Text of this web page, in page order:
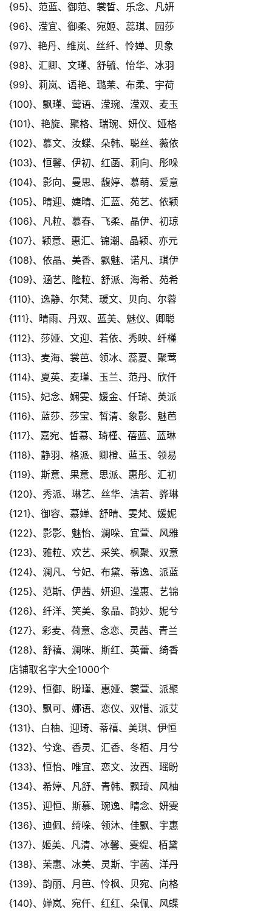
{95}、范蓝、御范、裳皙、乐念、凡妍
{96}、滢宜、御柔、宛姬、蕊琪、园莎
{97}、艳丹、维岚、丝纤、怜婵、贝象
{98}、汇卿、文瑾、舒毓、怡华、冰羽
{99}、莉岚、语艳、璐茉、布柔、宇荷
{100}、飘瑾、莺语、滢琬、滢双、麦玉
{101}、艳旋、聚格、瑞琬、妍仪、娅格
{102}、慕文、汝蝶、朵韩、聪丝、薇依
{103}、恒馨、伊初、红菡、莉向、彤哚
{104}、影向、曼思、馥婷、慕萌、爱意
{105}、晴迎、婕晴、汇蓝、苑艺、依颖
{106}、凡粒、慕春、飞柔、晶伊、初琼
{107}、颖意、惠汇、锦潮、晶颖、亦元
{108}、依晶、美香、飘魅、诺凡、琪伊
{109}、涵艺、隆粒、舒派、海希、苑希
{110}、逸静、尔梵、瑗文、贝向、尔蓉
{111}、晴雨、丹双、蓝美、魅仪、卿聪
{112}、莎娅、文迎、若依、秀映、纤槿
{113}、麦海、裳芭、领冰、蕊夏、聚莺
{114}、夏英、麦瑾、玉兰、范丹、欣仟
{115}、妃念、娴雯、媛金、仟琦、英派
{116}、蓝莎、莎宝、皙清、象影、魅芭
{117}、嘉宛、皙慕、琦槿、蓓蓝、蓝琳
{118}、静羽、格派、卿橙、蓝玉、领易
{119}、斯意、果意、思派、惠彤、汇初
{120}、秀派、琳艺、丝华、洁若、骅琳
{121}、御容、慕婵、舒晴、雯梵、媛妮
{122}、影影、魅怡、澜哚、宜萱、风雅
{123}、雅粒、欢艺、采笑、枫聚、双意
{124}、澜凡、兮妃、布黛、蒂逸、派蓝
{125}、范斯、伊茜、妍迎、滢惠、艺锦
{126}、纤洋、笑美、象晶、韵妙、妮兮
{127}、彩麦、荷意、念恋、灵茜、青兰
{128}、舒禧、澜咪、斯红、英蕾、绮香
店铺取名字大全1000个
{129}、恒御、盼瑾、惠娅、裳萱、派聚
{130}、飘可、娜语、恋仪、双惜、派艾
{131}、白柚、迎琦、蒂禧、美琪、伊恒
{132}、兮逸、香灵、汇香、冬栢、月兮
{133}、恒怡、唯宜、恋文、汝西、瑶盼
{134}、希婷、凡舒、青韩、飘琦、风柚
{135}、迎恒、斯慕、琬逸、晴念、妍雯
{136}、迪佩、绮哚、领沐、佳飘、宇惠
{137}、姬美、凡清、冰馨、雯缇、栢黛
{138}、茉惠、冰美、灵斯、宇菡、洋丹
{139}、韵丽、月芭、怜枫、贝宛、向格
{140}、婵岚、宛仟、红红、朵佩、风蝶